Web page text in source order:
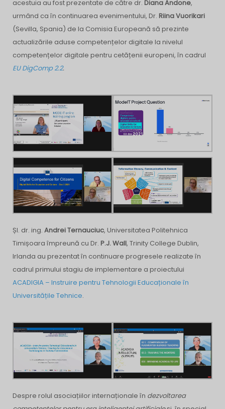
acestuia au fost prezentate de către dr. Diana Andone,
urmând ca în continuarea evenimentului, Dr. Riina Vuorikari
(Sevilla, Spania) de la Comisia Europeană să prezinte
actualizările aduse competențelor digitale la nivelul
competențelor digitale pentru cetățenii europeni, în cadrul
EU DigComp 2.2.
Șl. dr. ing. Andrei Ternauciuc, Universitatea Politehnica
Timișoara împreună cu Dr. P.J. Wall, Trinity College Dublin,
Irlanda au prezentat în continuare progresele realizate în
cadrul primului stagiu de implementare a proiectului
ACADIGIA – Instruire pentru Tehnologii Educaționale în
Universitățile Tehnice.
Despre rolul asociațiilor internaționale în dezvoltarea